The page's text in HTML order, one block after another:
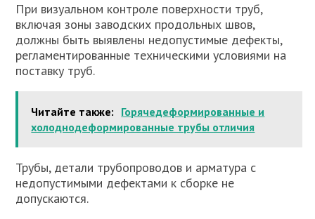
При визуальном контроле поверхности труб,
включая зоны заводских продольных швов,
должны быть выявлены недопустимые дефекты,
регламентированные техническими условиями на
поставку труб.
Читайте также: Горячедеформированные и
холоднодеформированные трубы отличия
Трубы, детали трубопроводов и арматура с
недопустимыми дефектами к сборке не
допускаются.